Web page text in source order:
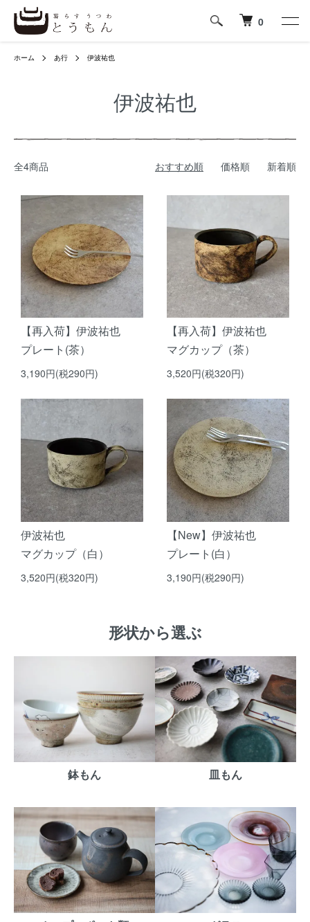
0
ホーム あ行 伊波祐也
伊波祐也
全4商品 おすすめ順 価格順 新着順
【再入荷】伊波祐也
プレート(茶）
3,190円(税290円)
【再入荷】伊波祐也
マグカップ（茶）
3,520円(税320円)
伊波祐也
マグカップ（白）
3,520円(税320円)
【New】伊波祐也
プレート(白）
3,190円(税290円)
形状から選ぶ
鉢もん 皿もん